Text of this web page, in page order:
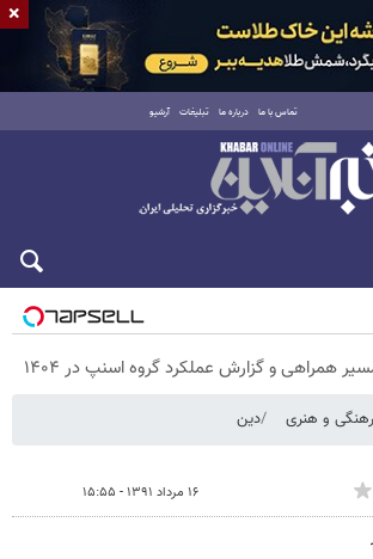
تماس با ما درباره ما تبلیغات آرشیو
جمعه ۱۶ مرداد ۱۴۰۵
همراهی و گزارش عملکرد گروه اسنپ در ۱۴۰۴
و هنری دین
۱۶ مرداد ۱۳۹۱ - ۱۵:۵۵
×